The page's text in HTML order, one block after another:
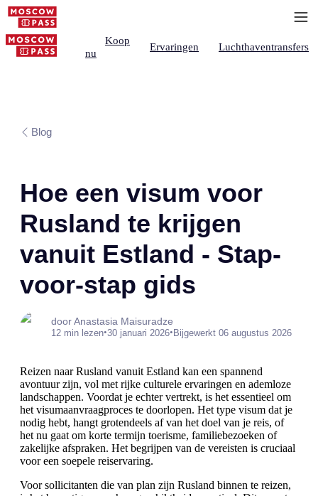
Koop
nu
Ervaringen Luchthaventransfers
Blog
Hoe een visum voor
Rusland te krijgen
vanuit Estland - Stap-
voor-stap gids
door Anastasia Maisuradze
12 min lezen•30 januari 2026•Bijgewerkt 06 augustus 2026
Reizen naar Rusland vanuit Estland kan een spannend
avontuur zijn, vol met rijke culturele ervaringen en ademloze
landschappen. Voordat je echter vertrekt, is het essentieel om
het visumaanvraagproces te doorlopen. Het type visum dat je
nodig hebt, hangt grotendeels af van het doel van je reis, of
het nu gaat om korte termijn toerisme, familiebezoeken of
zakelijke afspraken. Het begrijpen van de vereisten is cruciaal
voor een soepele reiservaring.
Voor sollicitanten die van plan zijn Rusland binnen te reizen,